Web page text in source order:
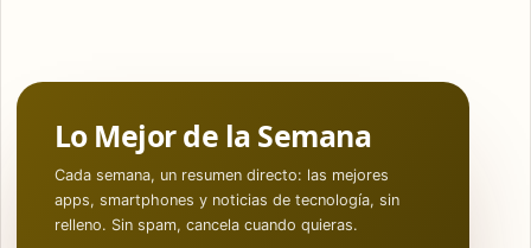
Lo Mejor de la Semana
Cada semana, un resumen directo: las mejores
apps, smartphones y noticias de tecnología, sin
relleno. Sin spam, cancela cuando quieras.